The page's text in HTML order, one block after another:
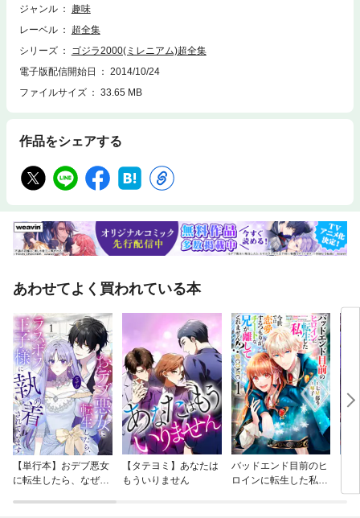
レニアムゴジラ大研究として、過去のゴジラとのフォルムや能力などを比
したストーリー紹介、敵宇宙怪獣オルガのビジュアル図解も怠りない。21
世紀最初のゴジラ超全集、堂々電子化！！底本総ページ数66ページ、フィ
ックス型EPUB52.8MB（校正データ時の数値）。※このコンテンツは底本
が古いので、紙面データのクリーンアップに努めてはおりますが、写真
等、若干お見苦しい箇所があるかも知れません。あらかじめご了承くださ
す。 ※この作品はカラー版です。
ジャンル
趣味
レーベル
超全集
シリーズ
ゴジラ2000(ミレニアム)超全集
電子版配信開始日
2014/10/24
ファイルサイズ
33.65 MB
作品をシェアする
あわせてよく買われている本
【単行本】おデブ悪女
に転生したら、なぜか
【タテヨミ】あなたは
もういりません
バッドエンド目前のヒ
ロインに転生した私、